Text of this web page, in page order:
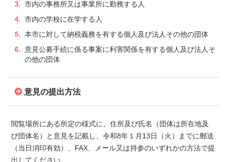
市内の事務所又は事業所に勤務する人
市内の学校に在学する人
本市に対して納税義務を有する個人及び法人その他の団体
意見公募手続に係る事案に利害関係を有する個人及び法人そ
の他の団体
意見の提出方法
閲覧場所にある所定の様式に、住所及び氏名（団体は所在地及
び団体名）と意見を記載し、令和8年１月13日（火）までに郵送
（当日消印有効）、FAX、メール又は持参のいずれかの方法で提
出してください。